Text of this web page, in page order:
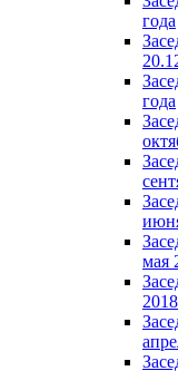
года
года
мая